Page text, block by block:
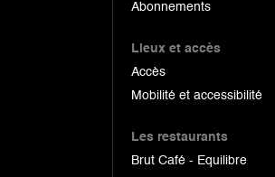
Abonnements
Lieux et accès
Accès
Mobilité et accessibilité
Les restaurants
Brut Café - Equilibre